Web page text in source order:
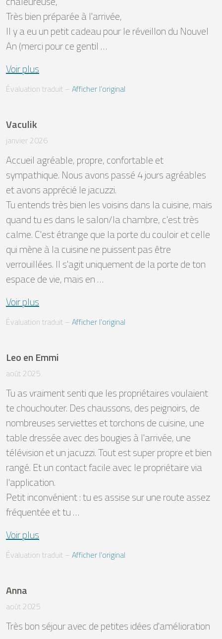
Très bien préparée à l'arrivée,
Il y a eu un petit cadeau pour le réveillon du Nouvel
An (merci pour ce gentil …
Voir plus
Évaluation traduit – Afficher l’original
Vaculik
janvier 2026
Accueil agréable, propre, confortable et
sympathique. Nous avons passé 4 jours agréables
et avons apprécié le jacuzzi.
Tu entends très bien les voisins dans la cuisine, mais
quand tu es dans le salon/la chambre, c'est très
calme. C'est étrange que la porte du couloir et celle
qui mène à la cuisine ne puissent pas être
verrouillées. Il s'agit uniquement de la porte de ton
espace de vie, mais en …
Voir plus
Évaluation traduit – Afficher l’original
Leo en Emmi
août 2025
Tu as vraiment senti que les propriétaires voulaient
te chouchouter. Des chaussons, des peignoirs, de
nombreuses serviettes et torchons de cuisine, une
table dressée avec des bougies à l'arrivée, une
télévision et un jacuzzi. Tout est super propre et bien
rangé. Et un contact facile avec le propriétaire via
l'application.
Petit inconvénient : tu es assise sur une route assez
fréquentée et tu …
Voir plus
Évaluation traduit – Afficher l’original
Anna
août 2025
Très bon séjour avec de petites idées d'amélioration